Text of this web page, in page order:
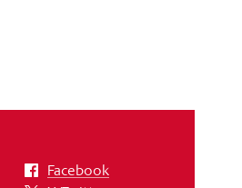
Facebook